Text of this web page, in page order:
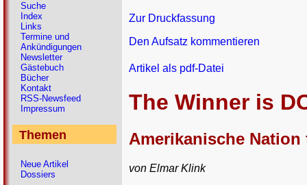
Zur Druckfassung
Den Aufsatz kommentieren
Artikel als pdf-Datei
The Winner is
Amerikanische
von Elmar Klink
Suche
Index
Links
Termine und
Ankündigungen
Newsletter
Gästebuch
Bücher
Kontakt
RSS-Newsfeed
Impressum
Themen
Neue Artikel
Dossiers